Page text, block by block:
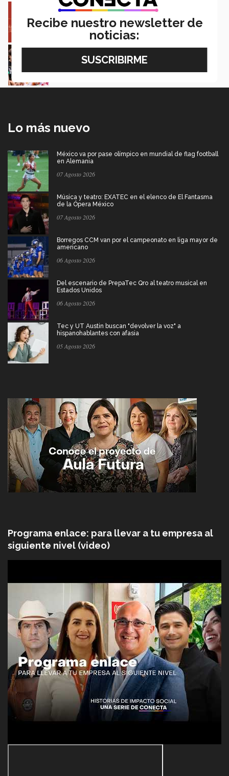
Entre miles: mexicana gana beca de maestría
Erasmus Mundus LIVE
Natalia Croda
Estudiantes de 5 campus Tec impulsan
proyectos en la Sierra Tarahumara
Lo más nuevo
México va por pase olímpico en mundial de flag football
en Alemania
07 Agosto 2026
Música y teatro: EXATEC en el elenco de El Fantasma
de la Ópera México
07 Agosto 2026
Borregos CCM van por el campeonato en liga mayor de
americano
06 Agosto 2026
Del escenario de PrepaTec Qro al teatro musical en
Estados Unidos
06 Agosto 2026
Tec y UT Austin buscan "devolver la voz" a
hispanohablantes con afasia
05 Agosto 2026
Programa enlace: para llevar a tu empresa al
siguiente nivel (video)
Recibe nuestro newsletter de
noticias: